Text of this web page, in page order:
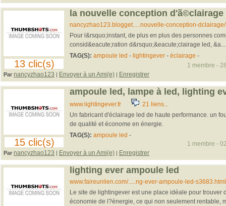
13 clic(s)
la nouvelle conception
nancyzhao123.blogget.....nouvelle-conception-dclairage/
Pour l&rsquo;instant, de plus en plus des personnes
consid&eacute;ration d&rsquo;&eacute;clairage led, &a...
TAG(S): ampoule led - lightingever- éclairage -
Par nancyzhao123 | Envoyer à un Ami(e) | Enregistrer
1 membre -
15 clic(s)
ampoule led, lampe à led, lighting
www.lightingever.fr 21 liens...
Un fabricant d'éclairage led de haute performance. un
de qualité et économe en énergie.
TAG(S): ampoule led -
Par nancyzhao123 | Envoyer à un Ami(e) | Enregistrer
1 membre -
lighting ever ampoule led
www.faireunlien.com/.....ng-ever-ampoule-led-s3683.html
Le site de lightingever est une place idéale pour trouver
économie de l?énergie, ce qui non seulement rentable,